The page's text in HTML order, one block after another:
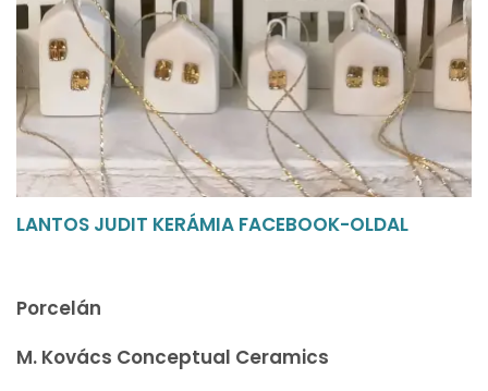
LANTOS JUDIT KERÁMIA FACEBOOK-OLDAL
Porcelán
M. Kovács Conceptual Ceramics